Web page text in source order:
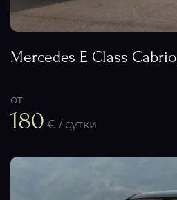
Mercedes E Class Cabrio
от
180 € / сутки